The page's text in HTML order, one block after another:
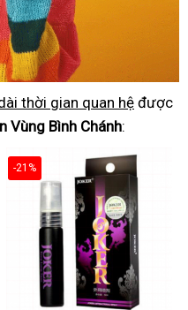
thời gian quan hệ được
Vùng Bình Chánh:
-21%